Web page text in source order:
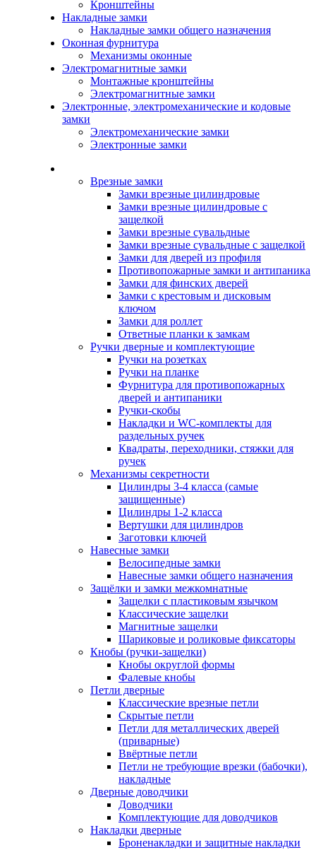
Кронштейны
Накладные замки
Накладные замки общего назначения
Оконная фурнитура
Механизмы оконные
Электромагнитные замки
Монтажные кронштейны
Электромагнитные замки
Электронные, электромеханические и кодовые
замки
Электромеханические замки
Электронные замки
Врезные замки
Замки врезные цилиндровые
Замки врезные цилиндровые с
защелкой
Замки врезные сувальдные
Замки врезные сувальдные с защелкой
Замки для дверей из профиля
Противопожарные замки и антипаника
Замки для финских дверей
Замки с крестовым и дисковым
ключом
Замки для роллет
Ответные планки к замкам
Ручки дверные и комплектующие
Ручки на розетках
Ручки на планке
Фурнитура для противопожарных
дверей и антипаники
Ручки-скобы
Накладки и WC-комплекты для
раздельных ручек
Квадраты, переходники, стяжки для
ручек
Механизмы секретности
Цилиндры 3-4 класса (самые
защищенные)
Цилиндры 1-2 класса
Вертушки для цилиндров
Заготовки ключей
Навесные замки
Велосипедные замки
Навесные замки общего назначения
Защёлки и замки межкомнатные
Защелки с пластиковым язычком
Классические защелки
Магнитные защелки
Шариковые и роликовые фиксаторы
Кнобы (ручки-защелки)
Кнобы округлой формы
Фалевые кнобы
Петли дверные
Классические врезные петли
Скрытые петли
Петли для металлических дверей
(приварные)
Ввёртные петли
Петли не требующие врезки (бабочки),
накладные
Дверные доводчики
Доводчики
Комплектующие для доводчиков
Накладки дверные
Броненакладки и защитные накладки